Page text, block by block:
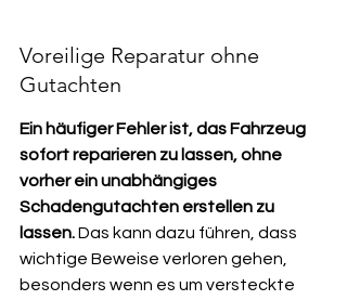
Voreilige Reparatur ohne
Gutachten
Ein häufiger Fehler ist, das Fahrzeug
sofort reparieren zu lassen, ohne
vorher ein unabhängiges
Schadengutachten erstellen zu
lassen. Das kann dazu führen, dass
wichtige Beweise verloren gehen,
besonders wenn es um versteckte